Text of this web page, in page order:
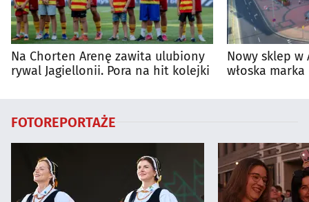
Na Chorten Arenę zawita ulubiony
rywal Jagiellonii. Pora na hit kolejki
Nowy sklep w
włoska
FOTOREPORTAŻE